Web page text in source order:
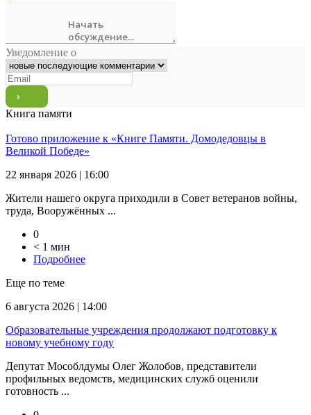
Уведомление о
Книга памяти
Готово приложение к «Книге Памяти. Домодедовцы в
Великой Победе»
22 января 2026 | 16:00
Жители нашего округа приходили в Совет ветеранов войны,
труда, Вооружённых ...
0
< 1 мин
Подробнее
Еще по теме
6 августа 2026 | 14:00
Образовательные учреждения продолжают подготовку к
новому учебному году
Депутат Мособлдумы Олег Жолобов, представители
профильных ведомств, медицинских служб оценили
готовность ...